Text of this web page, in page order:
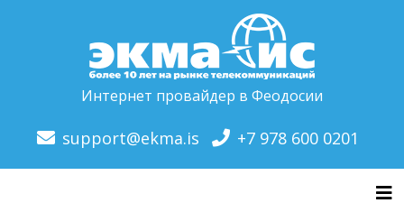
Интернет провайдер в Феодосии
support@ekma.is +7 978 600 0201